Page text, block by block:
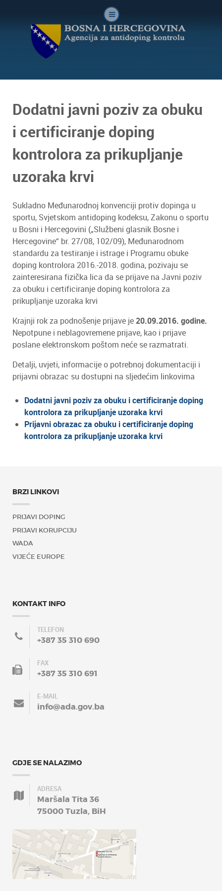
Dodatni javni poziv za obuku
i certificiranje doping
kontrolora za prikupljanje
uzoraka krvi
Sukladno Međunarodnoj konvenciji protiv dopinga u
sportu, Svjetskom antidoping kodeksu, Zakonu o sportu
u Bosni i Hercegovini („Službeni glasnik Bosne i
Hercegovine“ br. 27/08, 102/09), Međunarodnom
standardu za testiranje i istrage i Programu obuke
doping kontrolora 2016.-2018. godina, pozivaju se
zainteresirana fizička lica da se prijave na Javni poziv
za obuku i certificiranje doping kontrolora za
prikupljanje uzoraka krvi
Krajnji rok za podnošenje prijave je20.09.2016. godine.
Nepotpune i neblagovremene prijave, kao i prijave
poslane elektronskom poštom neće se razmatrati.
Detalji, uvjeti, informacije o potrebnoj dokumentaciji i
prijavni obrazac su dostupni na sljedećim linkovima
Dodatni javni poziv za obuku i certificiranje doping
kontrolora za prikupljanje uzoraka krvi
Prijavni obrazac za obuku i certificiranje doping
kontrolora za prikupljanje uzoraka krvi
BRZI LINKOVI
PRIJAVI DOPING
PRIJAVI KORUPCIJU
WADA
VIJEĆE EUROPE
KONTAKT INFO
TELEFON
+387 35 310 690
FAX
+387 35 310 691
E-MAIL
info@ada.gov.ba
GDJE SE NALAZIMO
ADRESA
Maršala Tita 36
75000 Tuzla, BiH